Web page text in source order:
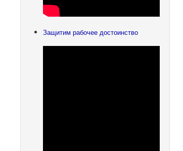
Защитим рабочее достоинство